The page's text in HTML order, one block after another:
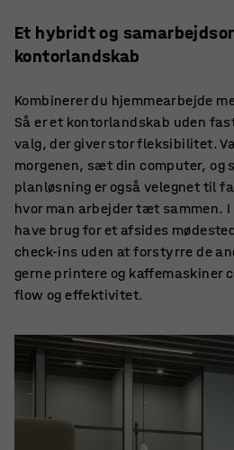
Et hybridt og
kontorlandskab
Kombinerer du hjemmearbejde
Så er et kontorlandskab uden
valg, der giver stor fleksibilitet.
morgenen, sæt din computer, og
planløsning er også velegnet til
hvor man arbejder tæt sammen.
have brug for et afsides
check-ins uden at forstyrre de
gerne printere og kaffemaskiner
flow og effektivitet.